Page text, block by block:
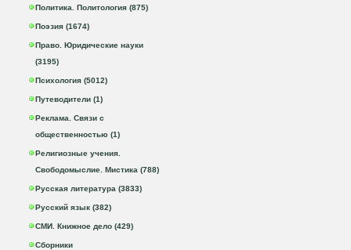
Политика. Политология (875)
Поэзия (1674)
Право. Юридические науки
(3195)
Психология (5012)
Путеводители (1)
Реклама. Связи с
общественностью (1)
Религиозные учения.
Свободомыслие. Мистика (788)
Русская литература (3833)
Русский язык (382)
СМИ. Книжное дело (429)
Сборники